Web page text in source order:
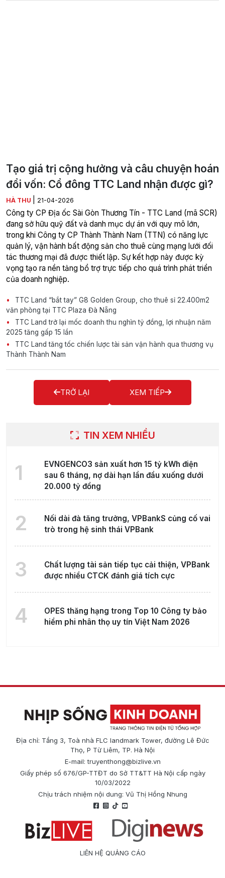
Tạo giá trị cộng hưởng và câu chuyện hoán
đổi vốn: Cổ đông TTC Land nhận được gì?
HÀ THU 21-04-2026
Công ty CP Địa ốc Sài Gòn Thương Tín - TTC Land (mã SCR)
đang sở hữu quỹ đất và danh mục dự án với quy mô lớn,
trong khi Công ty CP Thành Thành Nam (TTN) có năng lực
quản lý, vận hành bất động sản cho thuê cùng mạng lưới đối
tác thương mại đã được thiết lập. Sự kết hợp này được kỳ
vọng tạo ra nền tảng bổ trợ trực tiếp cho quá trình phát triển
của doanh nghiệp.
TTC Land “bắt tay” G8 Golden Group, cho thuê sỉ 22.400m2
văn phòng tại TTC Plaza Đà Nẵng
TTC Land trở lại mốc doanh thu nghìn tỷ đồng, lợi nhuận năm
2025 tăng gấp 15 lần
TTC Land tăng tốc chiến lược tài sản vận hành qua thương vụ
Thành Thành Nam
TRỞ LẠI XEM TIẾP
TIN XEM NHIỀU
1
EVNGENCO3 sản xuất hơn 15 tỷ kWh điện
sau 6 tháng, nợ dài hạn lần đầu xuống dưới
20.000 tỷ đồng
2
Nối dài đà tăng trưởng, VPBankS củng cố vai
trò trong hệ sinh thái VPBank
3
Chất lượng tài sản tiếp tục cải thiện, VPBank
được nhiều CTCK đánh giá tích cực
4
OPES thăng hạng trong Top 10 Công ty bảo
hiểm phi nhân thọ uy tín Việt Nam 2026
Địa chỉ: Tầng 3, Toà nhà FLC landmark Tower, đường Lê Đức
Thọ, P Từ Liêm, TP. Hà Nội
E-mail:truyenthong@bizlive.vn
Giấy phép số 676/GP-TTĐT do Sở TT&TT Hà Nội cấp ngày
10/03/2022
Chịu trách nhiệm nội dung: Vũ Thị Hồng Nhung
LIÊN HỆ QUẢNG CÁO